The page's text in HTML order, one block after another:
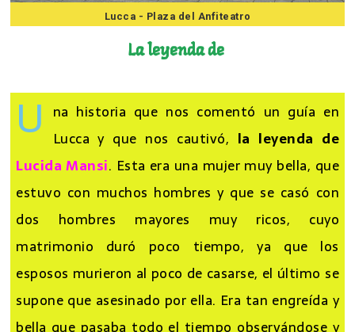
Lucca - Plaza del Anfiteatro
U na historia que nos comentó un guía en
Lucca y que nos cautivó,la leyenda de
Lucida Mansi. Esta era una mujer muy bella, que
estuvo con muchos hombres y que se casó con
dos hombres mayores muy ricos, cuyo
matrimonio duró poco tiempo, ya que los
esposos murieron al poco de casarse, el último se
supone que asesinado por ella. Era tan engreída y